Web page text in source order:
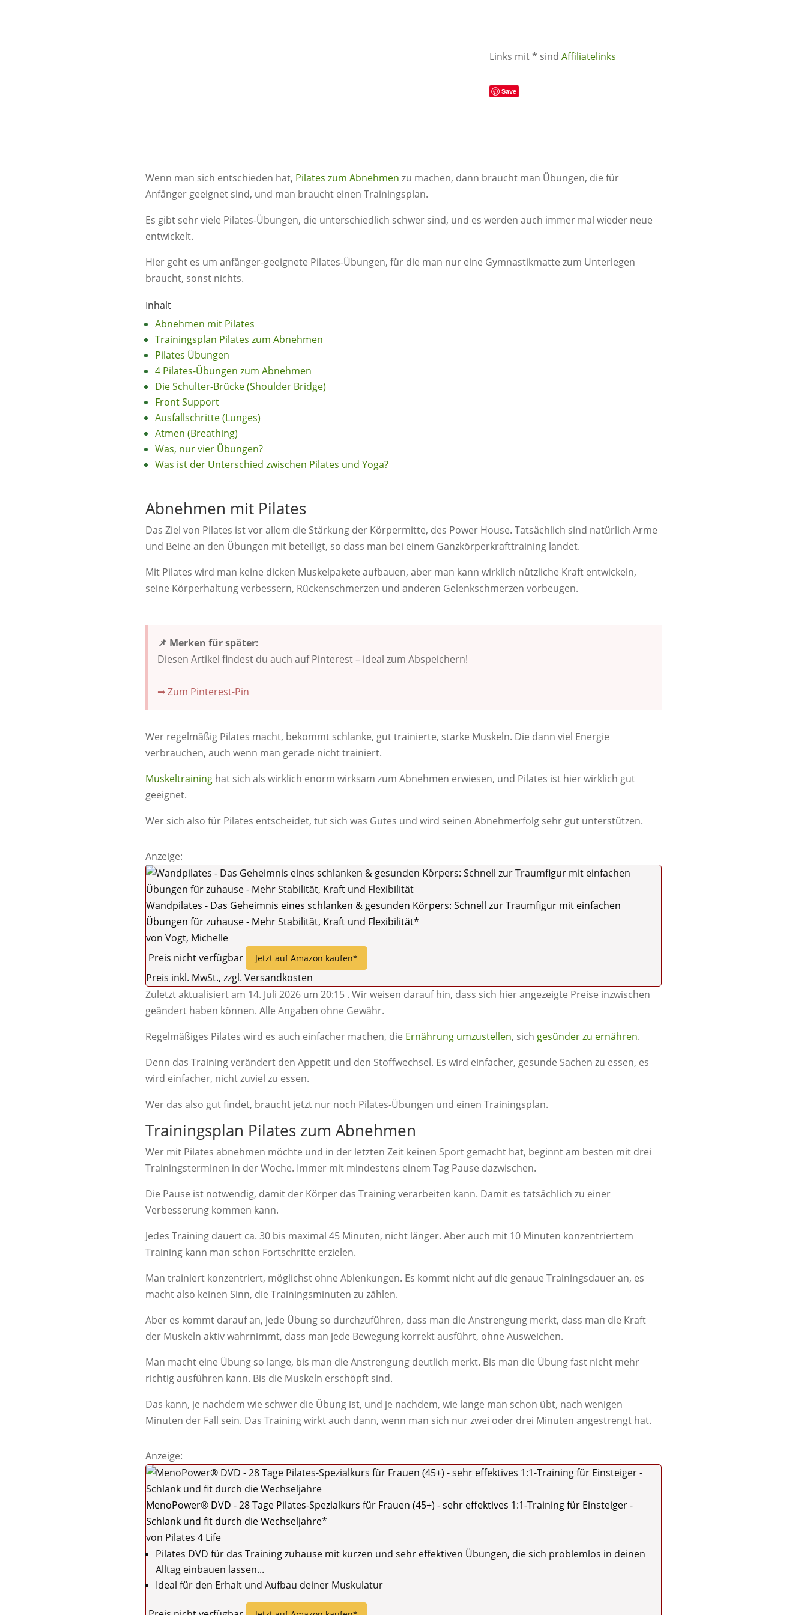
Links mit * sind Affiliatelinks
Save
Wenn man sich entschieden hat, Pilates zum Abnehmen zu machen, dann braucht man Übungen, die für
Anfänger geeignet sind, und man braucht einen Trainingsplan.
Es gibt sehr viele Pilates-Übungen, die unterschiedlich schwer sind, und es werden auch immer mal wieder neue
entwickelt.
Hier geht es um anfänger-geeignete Pilates-Übungen, für die man nur eine Gymnastikmatte zum Unterlegen
braucht, sonst nichts.
Inhalt
Abnehmen mit Pilates
Trainingsplan Pilates zum Abnehmen
Pilates Übungen
4 Pilates-Übungen zum Abnehmen
Die Schulter-Brücke (Shoulder Bridge)
Front Support
Ausfallschritte (Lunges)
Atmen (Breathing)
Was, nur vier Übungen?
Was ist der Unterschied zwischen Pilates und Yoga?
Abnehmen mit Pilates
Das Ziel von Pilates ist vor allem die Stärkung der Körpermitte, des Power House. Tatsächlich sind natürlich Arme
und Beine an den Übungen mit beteiligt, so dass man bei einem Ganzkörperkrafttraining landet.
Mit Pilates wird man keine dicken Muskelpakete aufbauen, aber man kann wirklich nützliche Kraft entwickeln,
seine Körperhaltung verbessern, Rückenschmerzen und anderen Gelenkschmerzen vorbeugen.
📌 Merken für später:
Diesen Artikel findest du auch auf Pinterest – ideal zum Abspeichern!
➡ Zum Pinterest-Pin
Wer regelmäßig Pilates macht, bekommt schlanke, gut trainierte, starke Muskeln. Die dann viel Energie
verbrauchen, auch wenn man gerade nicht trainiert.
Muskeltraininghat sich als wirklich enorm wirksam zum Abnehmen erwiesen, und Pilates ist hier wirklich gut
geeignet.
Wer sich also für Pilates entscheidet, tut sich was Gutes und wird seinen Abnehmerfolg sehr gut unterstützen.
Anzeige:
Wandpilates - Das Geheimnis eines schlanken & gesunden Körpers: Schnell zur Traumfigur mit einfachen
Übungen für zuhause - Mehr Stabilität, Kraft und Flexibilität*
von Vogt, Michelle
Preis nicht verfügbar
Jetzt auf Amazon kaufen*
Preis inkl. MwSt., zzgl. Versandkosten
Zuletzt aktualisiert am 14. Juli 2026 um 20:15 . Wir weisen darauf hin, dass sich hier angezeigte Preise inzwischen
geändert haben können. Alle Angaben ohne Gewähr.
Regelmäßiges Pilates wird es auch einfacher machen, die Ernährung umzustellen, sich gesünder zu ernähren.
Denn das Training verändert den Appetit und den Stoffwechsel. Es wird einfacher, gesunde Sachen zu essen, es
wird einfacher, nicht zuviel zu essen.
Wer das also gut findet, braucht jetzt nur noch Pilates-Übungen und einen Trainingsplan.
Trainingsplan Pilates zum Abnehmen
Wer mit Pilates abnehmen möchte und in der letzten Zeit keinen Sport gemacht hat, beginnt am besten mit drei
Trainingsterminen in der Woche. Immer mit mindestens einem Tag Pause dazwischen.
Die Pause ist notwendig, damit der Körper das Training verarbeiten kann. Damit es tatsächlich zu einer
Verbesserung kommen kann.
Jedes Training dauert ca. 30 bis maximal 45 Minuten, nicht länger. Aber auch mit 10 Minuten konzentriertem
Training kann man schon Fortschritte erzielen.
Man trainiert konzentriert, möglichst ohne Ablenkungen. Es kommt nicht auf die genaue Trainingsdauer an, es
macht also keinen Sinn, die Trainingsminuten zu zählen.
Aber es kommt darauf an, jede Übung so durchzuführen, dass man die Anstrengung merkt, dass man die Kraft
der Muskeln aktiv wahrnimmt, dass man jede Bewegung korrekt ausführt, ohne Ausweichen.
Man macht eine Übung so lange, bis man die Anstrengung deutlich merkt. Bis man die Übung fast nicht mehr
richtig ausführen kann. Bis die Muskeln erschöpft sind.
Das kann, je nachdem wie schwer die Übung ist, und je nachdem, wie lange man schon übt, nach wenigen
Minuten der Fall sein. Das Training wirkt auch dann, wenn man sich nur zwei oder drei Minuten angestrengt hat.
Anzeige:
MenoPower® DVD - 28 Tage Pilates-Spezialkurs für Frauen (45+) - sehr effektives 1:1-Training für Einsteiger -
Schlank und fit durch die Wechseljahre*
von Pilates 4 Life
Pilates DVD für das Training zuhause mit kurzen und sehr effektiven Übungen, die sich problemlos in deinen
Alltag einbauen lassen...
Ideal für den Erhalt und Aufbau deiner Muskulatur